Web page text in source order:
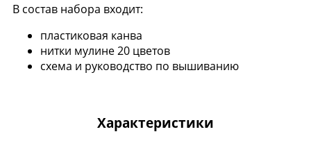
В состав набора входит:
пластиковая канва
нитки мулине 20 цветов
схема и руководство по вышиванию
Характеристики